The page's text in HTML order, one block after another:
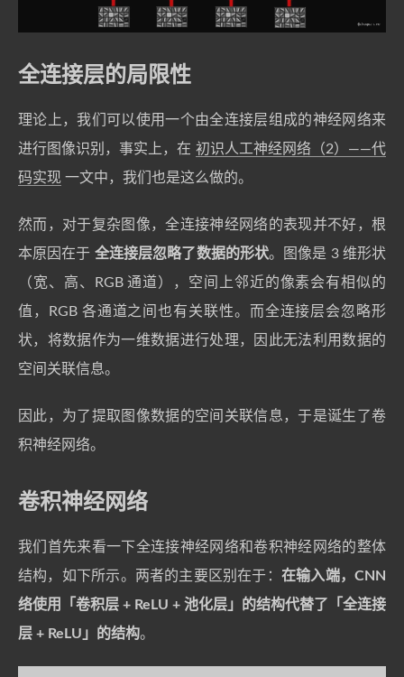
全连接层的局限性
理论上，我们可以使用一个由全连接层组成的神经网络来
进行图像识别，事实上，在 初识人工神经网络（2）——代
码实现 一文中，我们也是这么做的。
然而，对于复杂图像，全连接神经网络的表现并不好，根
本原因在于 全连接层忽略了数据的形状。图像是 3 维形状
（宽、高、RGB 通道），空间上邻近的像素会有相似的
值，RGB 各通道之间也有关联性。而全连接层会忽略形
状，将数据作为一维数据进行处理，因此无法利用数据的
空间关联信息。
因此，为了提取图像数据的空间关联信息，于是诞生了卷
积神经网络。
卷积神经网络
我们首先来看一下全连接神经网络和卷积神经网络的整体
结构，如下所示。两者的主要区别在于： 在输入端，CNN
络使用「卷积层 + ReLU + 池化层」的结构代替了「全连接
层 + ReLU」的结构。